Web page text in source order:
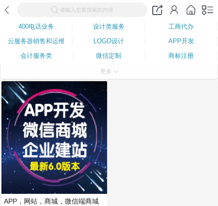
请输入您要搜索的内容
400电话业务 设计类服务
工商代办
云服务器销售和运维
LOGO设计
APP开发
会计服务类
微信定制
商标注册
更多
APP，网站，商城，微信端商城